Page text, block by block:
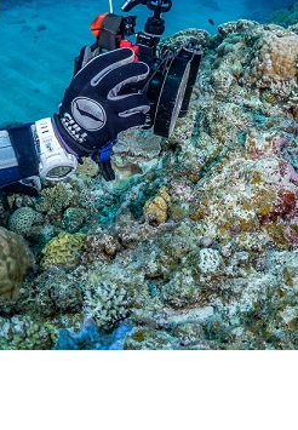
な対策をお願いいたします。
ングの技術が本ツアーに参加
となる場合があります。その
談ください。
ーツのレンタルをご希望の方は、
キジットを行う際にもトラブル